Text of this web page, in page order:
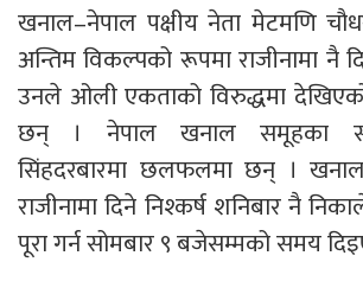
खनाल–नेपाल पक्षीय नेता मेटमणि
अन्तिम विकल्पको रूपमा राजीनामा नै
उनले ओली एकताको विरुद्धमा
छन् । नेपाल खनाल समूहका
सिंहदरबारमा छलफलमा छन् ।
राजीनामा दिने निश्कर्ष शनिबार नै
पूरा गर्न सोमबार ९ बजेसम्मको समय